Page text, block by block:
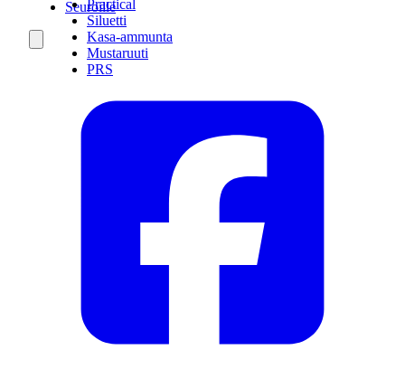
Practical
Siluetti
Kasa-ammunta
Mustaruuti
PRS
Seuroille